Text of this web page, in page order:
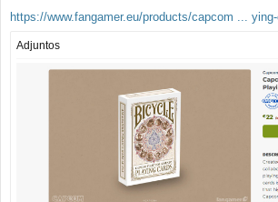
https://www.fangamer.eu/products/capcom ...
Adjuntos